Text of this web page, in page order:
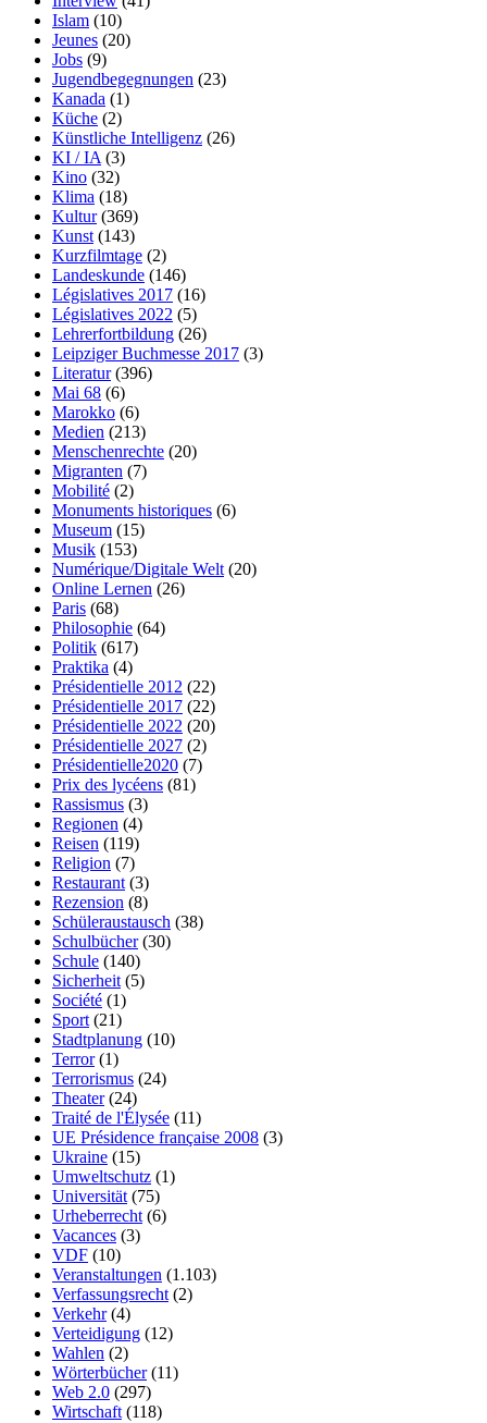
Islam (10)
Jeunes (20)
Jobs (9)
Jugendbegegnungen (23)
Kanada (1)
Küche (2)
Künstliche Intelligenz (26)
KI / IA (3)
Kino (32)
Klima (18)
Kultur(369)
Kunst (143)
Kurzfilmtage (2)
Landeskunde (146)
Législatives 2017 (16)
Législatives 2022 (5)
Lehrerfortbildung (26)
Leipziger Buchmesse 2017 (3)
Literatur(396)
Mai 68 (6)
Marokko (6)
Medien (213)
Menschenrechte (20)
Migranten (7)
Mobilité (2)
Monuments historiques (6)
Museum (15)
Musik (153)
Numérique/Digitale Welt (20)
Online Lernen (26)
Paris (68)
Philosophie (64)
Politik (617)
Praktika (4)
Présidentielle 2012 (22)
Présidentielle 2017 (22)
Présidentielle 2022 (20)
Présidentielle 2027 (2)
Présidentielle2020 (7)
Prix des lycéens (81)
Rassismus (3)
Regionen (4)
Reisen (119)
Religion (7)
Restaurant (3)
Rezension (8)
Schüleraustausch (38)
Schulbücher(30)
Schule (140)
Sicherheit (5)
Société (1)
Sport (21)
Stadtplanung (10)
Terror(1)
Terrorismus (24)
Theater(24)
Traité de l'Élysée (11)
UE Présidence française 2008 (3)
Ukraine (15)
Umweltschutz (1)
Universität (75)
Urheberrecht (6)
Vacances (3)
VDF (10)
Veranstaltungen (1.103)
Verfassungsrecht (2)
Verkehr(4)
Verteidigung (12)
Wahlen (2)
Wörterbücher(11)
Web 2.0 (297)
Wirtschaft (118)